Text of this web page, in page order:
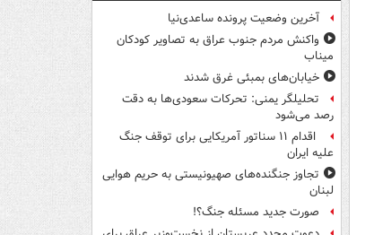
آخرین وضعیت پرونده ساعدی‌نیا
واکنش مردم جنوب عراق به تصاویر کودکان
میناب
خیابان‌های بمبئی غرق شدند
تحلیلگر یمنی: تحرکات سعودی‌ها به دقت
رصد می‌شود
اقدام ۱۱ سناتور آمریکایی برای توقف جنگ
علیه ایران
تجاوز جنگنده‌های صهیونیستی به حریم هوایی
لبنان
صورت جدید مسئله جنگ؟!